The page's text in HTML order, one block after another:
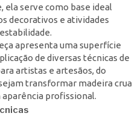
ela serve como base ideal
decorativos e atividades
apresenta uma superfície
de diversas técnicas de
artistas e artesãos, do
transformar madeira crua
profissional.